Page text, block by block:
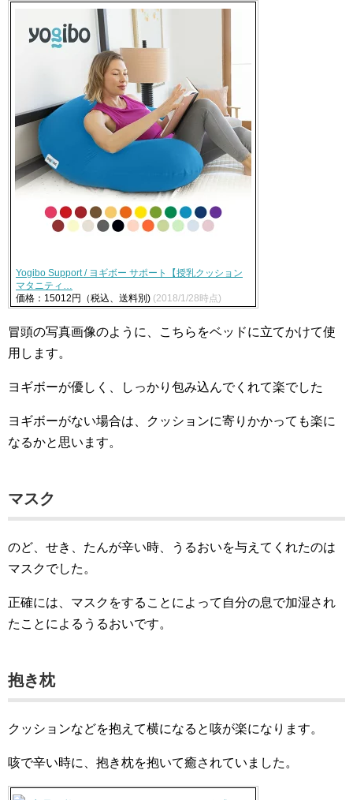
Yogibo Support / ヨギボー サポート【授乳クッション
マタニティ…
価格：15012円（税込、送料別) (2018/1/28時点)
冒頭の写真画像のように、こちらをベッドに立てかけて使
用します。
ヨギボーが優しく、しっかり包み込んでくれて楽でした
ヨギボーがない場合は、クッションに寄りかかっても楽に
なるかと思います。
マスク
のど、せき、たんが辛い時、うるおいを与えてくれたのは
マスクでした。
正確には、マスクをすることによって自分の息で加湿され
たことによるうるおいです。
抱き枕
クッションなどを抱えて横になると咳が楽になります。
咳で辛い時に、抱き枕を抱いて癒されていました。